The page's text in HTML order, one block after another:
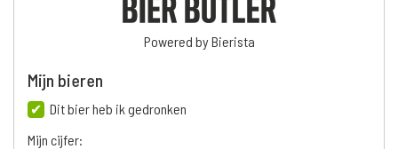
Powered by Bierista
Mijn bieren
Dit bier heb ik gedronken
Mijn cijfer: